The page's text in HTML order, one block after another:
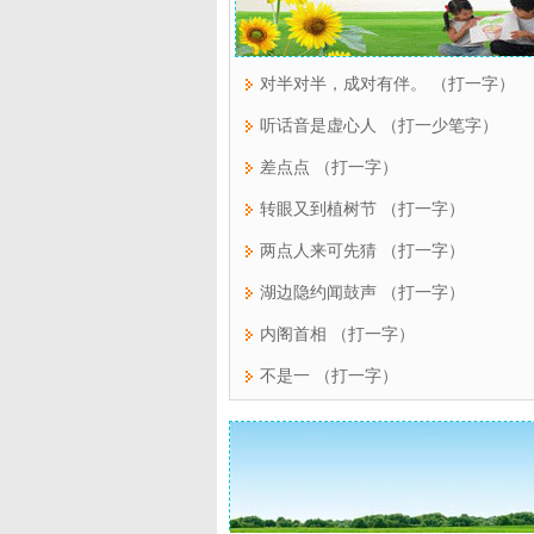
对半对半，成对有伴。 （打一字）
听话音是虚心人 （打一少笔字）
差点点 （打一字）
转眼又到植树节 （打一字）
两点人来可先猜 （打一字）
湖边隐约闻鼓声 （打一字）
内阁首相 （打一字）
不是一 （打一字）